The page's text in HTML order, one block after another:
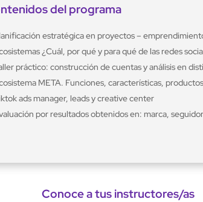
del programa
estratégica en proyectos –
¿Cuál, por qué y para qué de las redes
práctico: construcción de cuentas y análisis en
META. Funciones, características,
ads manager, leads y creative center
por resultados obtenidos en: marca,
Conoce a tus instructores/as